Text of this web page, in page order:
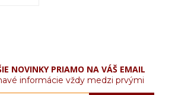
NOVINKY PRIAMO NA VÁŠ EMAIL
informácie vždy medzi prvými